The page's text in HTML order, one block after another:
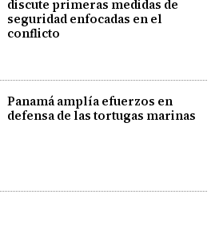
discute primeras medidas de
seguridad enfocadas en el
conflicto
Panamá amplía efuerzos en
defensa de las tortugas marinas